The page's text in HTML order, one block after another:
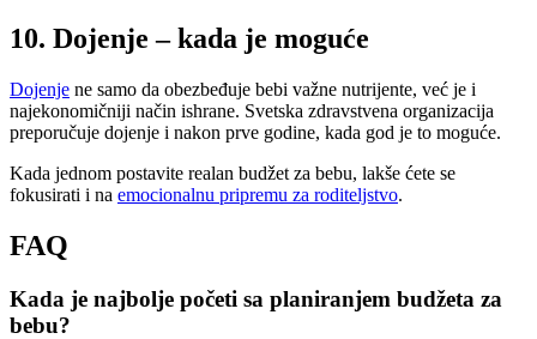
10. Dojenje – kada je moguće
Dojenje ne samo da obezbeđuje bebi važne nutrijente, već je i
najekonomičniji način ishrane. Svetska zdravstvena organizacija
preporučuje dojenje i nakon prve godine, kada god je to moguće.
Kada jednom postavite realan budžet za bebu, lakše ćete se
fokusirati i na emocionalnu pripremu za roditeljstvo.
FAQ
Kada je najbolje početi sa planiranjem budžeta za
bebu?